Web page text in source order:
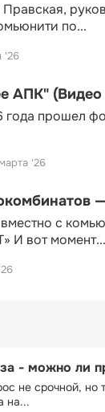
по...
'26
АПК" (Видео
года прошел
'26
с
И вот момент...
- можно ли
не срочной, но
на...